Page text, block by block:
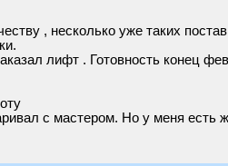
, несколько уже таких
лифт . Готовность конец
с мастером. Но у меня есть